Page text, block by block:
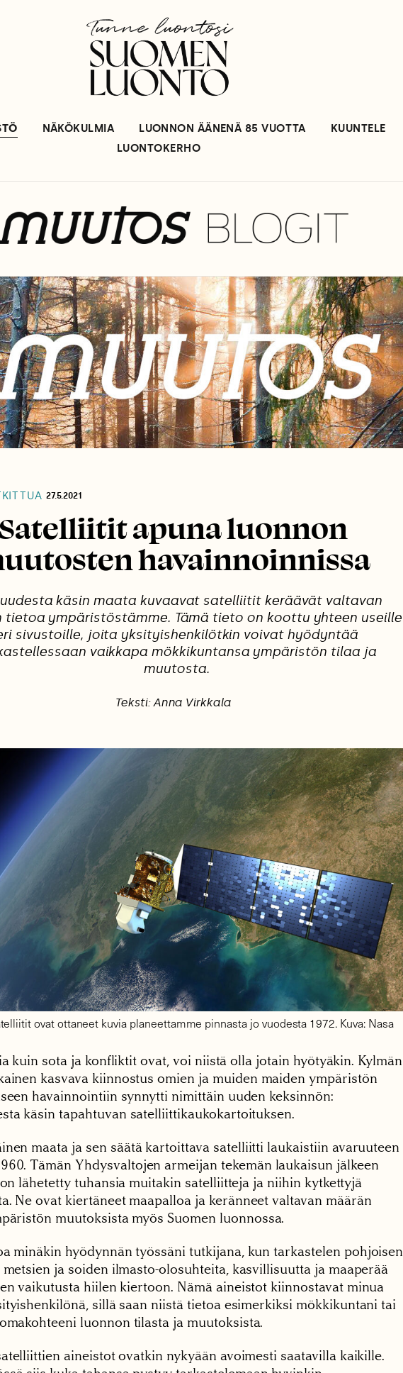
NÄKÖKULMIA LUONNON ÄÄNENÄ 85 VUOTTA KUUNTELE
LUONTOKERHO
27.5.2021
apuna luonnon
havainnoinnissa
käsin maata kuvaavat satelliitit keräävät valtavan
tietoa ympäristöstämme. Tämä tieto on koottu yhteen useille
sivustoille, joita yksityishenkilötkin voivat hyödyntää
vaikkapa mökkikuntansa ympäristön tilaa ja
muutosta.
Teksti: Anna Virkkala
ovat ottaneet kuvia planeettamme pinnasta jo vuodesta 1972. Kuva: Nasa
kuin sota ja konfliktit ovat, voi niistä olla jotain hyötyäkin. Kylmän
kasvava kiinnostus omien ja muiden maiden ympäristön
havainnointiin synnytti nimittäin uuden keksinnön:
käsin tapahtuvan satelliittikaukokartoituksen.
maata ja sen säätä kartoittava satelliitti laukaistiin avaruuteen
Tämän Yhdysvaltojen armeijan tekemän laukaisun jälkeen
lähetetty tuhansia muitakin satelliitteja ja niihin kytkettyjä
Ne ovat kiertäneet maapalloa ja keränneet valtavan määrän
muutoksista myös Suomen luonnossa.
minäkin hyödynnän työssäni tutkijana, kun tarkastelen pohjoisen
ja soiden ilmasto-olosuhteita, kasvillisuutta ja maaperää
vaikutusta hiilen kiertoon. Nämä aineistot kiinnostavat minua
sillä saan niistä tietoa esimerkiksi mökkikuntani tai
luonnon tilasta ja muutoksista.
aineistot ovatkin nykyään avoimesti saatavilla kaikille.